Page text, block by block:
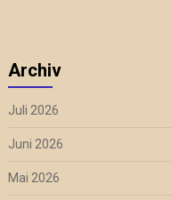
Archiv
Juli 2026
Juni 2026
Mai 2026